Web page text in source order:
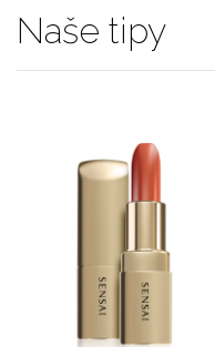
Naše tipy